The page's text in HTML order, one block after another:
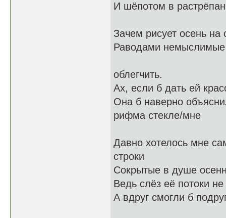
И шёпотом в
Зачем рисует осень на
Раводами
облегчить.
Ах, если б дать ей
Она б наверно
рифма стекле/мне
Давно хотелось мне
строки
Сокрытые в душе
Ведь слёз её потоки
А вдруг смогли б